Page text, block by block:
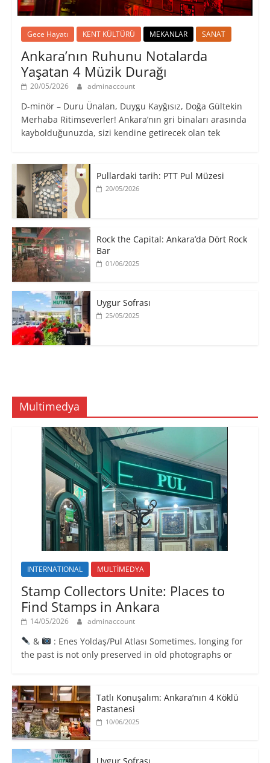
Gece Hayatı KENT KÜLTÜRÜ MEKANLAR SANAT
Ankara’nın Ruhunu Notalarda
Yaşatan 4 Müzik Durağı
20/05/2026 adminaccount
D-minör – Duru Ünalan, Duygu Kayğısız, Doğa Gültekin
Merhaba Ritimseverler! Ankara’nın gri binaları arasında
kaybolduğunuzda, sizi kendine getirecek olan tek
Pullardaki tarih: PTT Pul Müzesi
20/05/2026
Rock the Capital: Ankara’da Dört Rock
Bar
01/06/2025
Uygur Sofrası
25/05/2025
Multimedya
INTERNATIONAL MULTİMEDYA
Stamp Collectors Unite: Places to
Find Stamps in Ankara
14/05/2026 adminaccount
&
: Enes Yoldaş/Pul Atlası Sometimes, longing for
the past is not only preserved in old photographs or
Tatlı Konuşalım: Ankara’nın 4 Köklü
Pastanesi
10/06/2025